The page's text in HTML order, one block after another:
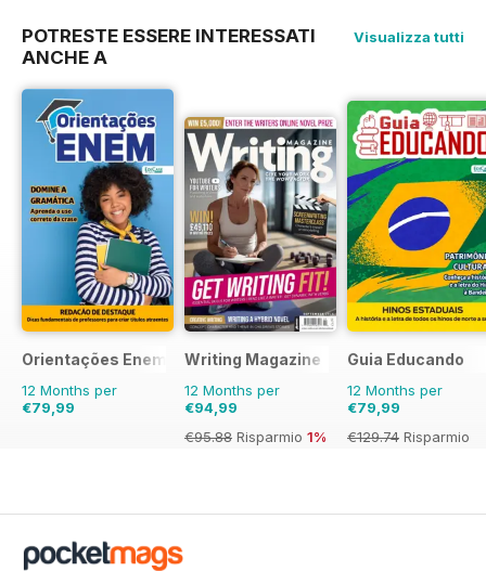
POTRESTE ESSERE INTERESSATI
ANCHE A
Visualizza tutti
Orientações Enem
12 Months per
€79,99
Writing Magazine
12 Months per
€94,99
€95.88 Risparmio 1%
Guia Educando
12 Months per
€79,99
€129.74 Risparmio